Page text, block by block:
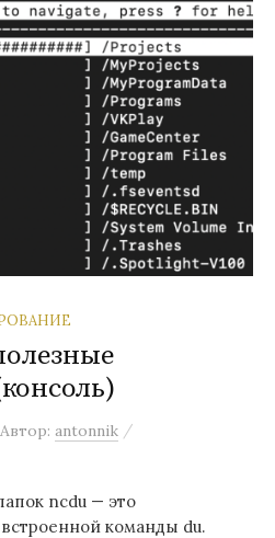
Автор: antonnik /
ncdu — это
команды du.